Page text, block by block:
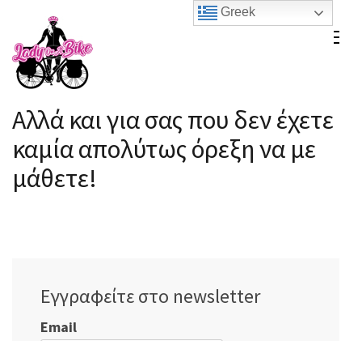
content
(Press
Αλλά και για σας που δεν έχετε
καμία απολύτως όρεξη να με
μάθετε!
Εγγραφείτε στο newsletter
Email
Greek